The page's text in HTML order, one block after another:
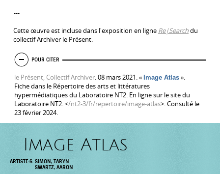
---
Cette œuvre est incluse dans l'exposition en ligne Re|Searchdu
collectif Archiver le Présent.
MASQUER
POUR CITER
le Présent, Collectif Archiver. 08 mars 2021. « Image Atlas ».
Fiche dans le Répertoire des arts et littératures
hypermédiatiques du Laboratoire NT2. En ligne sur le site du
Laboratoire NT2. </nt2-3/fr/repertoire/image-atlas>. Consulté le
23 février 2024.
Image Atlas
ARTISTE·S: SIMON, TARYN
SWARTZ, AARON